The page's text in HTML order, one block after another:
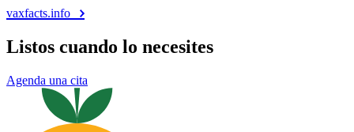
vaxfacts.info
Listos cuando lo necesites
Agenda una cita